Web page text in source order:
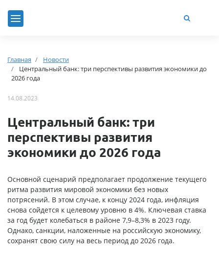
Главная
Новости
Центральный банк: три перспективы развития экономики до
2026 года
14.08.2023
Центральный банк: три
перспективы развития
экономики до 2026 года
Основной сценарий предполагает продолжение текущего
ритма развития мировой экономики без новых
потрясений. В этом случае, к концу 2024 года, инфляция
снова сойдется к целевому уровню в 4%. Ключевая ставка
за год будет колебаться в районе 7,9–8,3% в 2023 году.
Однако, санкции, наложенные на российскую экономику,
сохранят свою силу на весь период до 2026 года.